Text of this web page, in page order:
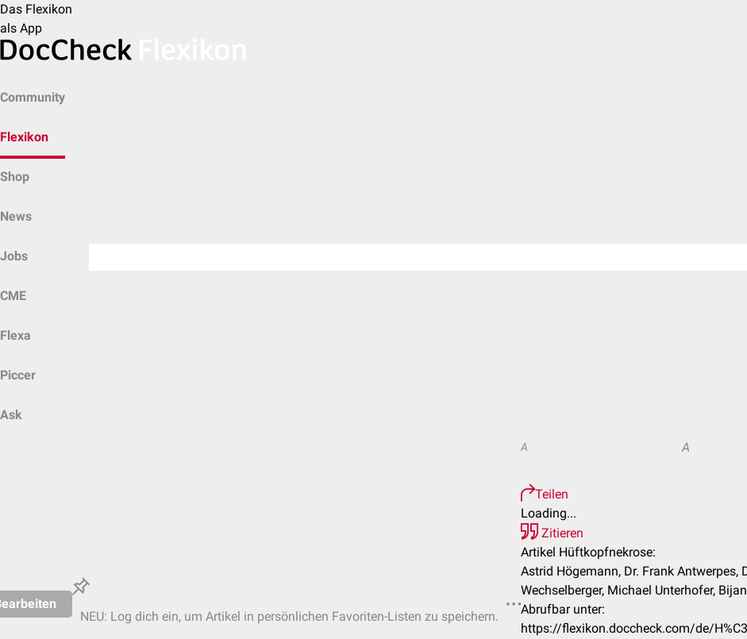
Das Flexikon
als App
Community
Flexikon
Shop
News
Jobs
CME
Flexa
Piccer
Ask
NEU: Log dich ein, um Artikel in persönlichen Favoriten-Listen zu speichern.
A A
Teilen
Loading...
Zitieren
Artikel Hüftkopfnekrose:
Astrid Högemann, Dr. Frank Antwerpes,
Wechselberger, Michael Unterhofer,
Abrufbar unter:
https://flexikon.doccheck.com/de/